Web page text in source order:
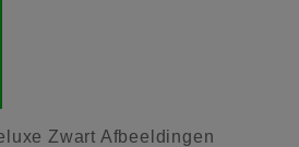
Zwart Afbeeldingen